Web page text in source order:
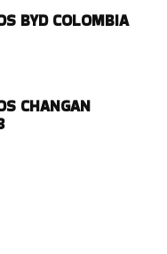
BYD COLOMBIA
CHANGAN